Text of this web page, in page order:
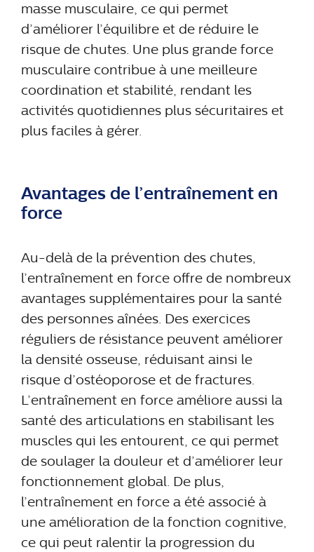
masse musculaire, ce qui permet
d’améliorer l’équilibre et de réduire le
risque de chutes. Une plus grande force
musculaire contribue à une meilleure
coordination et stabilité, rendant les
activités quotidiennes plus sécuritaires et
plus faciles à gérer.
Avantages de l’entraînement en
force
Au-delà de la prévention des chutes,
l’entraînement en force offre de nombreux
avantages supplémentaires pour la santé
des personnes aînées. Des exercices
réguliers de résistance peuvent améliorer
la densité osseuse, réduisant ainsi le
risque d’ostéoporose et de fractures.
L’entraînement en force améliore aussi la
santé des articulations en stabilisant les
muscles qui les entourent, ce qui permet
de soulager la douleur et d’améliorer leur
fonctionnement global. De plus,
l’entraînement en force a été associé à
une amélioration de la fonction cognitive,
ce qui peut ralentir la progression du